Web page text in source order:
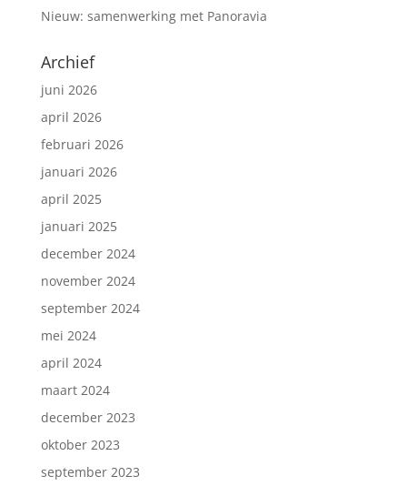
Nieuw: samenwerking met Panoravia
Archief
juni 2026
april 2026
februari 2026
januari 2026
april 2025
januari 2025
december 2024
november 2024
september 2024
mei 2024
april 2024
maart 2024
december 2023
oktober 2023
september 2023